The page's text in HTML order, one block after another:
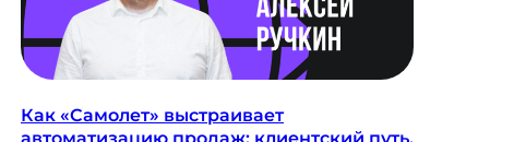
Как «Самолет» выстраивает